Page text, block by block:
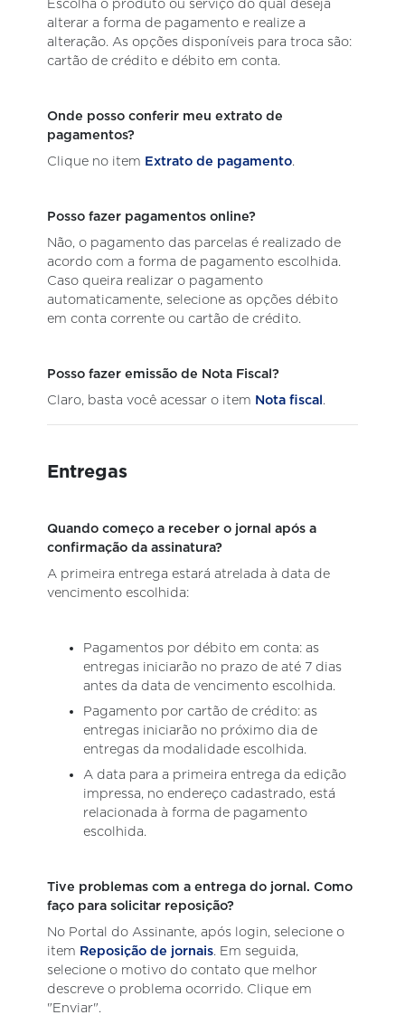
Escolha o produto ou serviço do qual deseja
alterar a forma de pagamento e realize a
alteração. As opções disponíveis para troca são:
cartão de crédito e débito em conta.
Onde posso conferir meu extrato de
pagamentos?
Clique no item Extrato de pagamento.
Posso fazer pagamentos online?
Não, o pagamento das parcelas é realizado de
acordo com a forma de pagamento escolhida.
Caso queira realizar o pagamento
automaticamente, selecione as opções débito
em conta corrente ou cartão de crédito.
Posso fazer emissão de Nota Fiscal?
Claro, basta você acessar o item Nota fiscal .
Entregas
Quando começo a receber o jornal após a
confirmação da assinatura?
A primeira entrega estará atrelada à data de
vencimento escolhida:
Pagamentos por débito em conta: as
entregas iniciarão no prazo de até 7 dias
antes da data de vencimento escolhida.
Pagamento por cartão de crédito: as
entregas iniciarão no próximo dia de
entregas da modalidade escolhida.
A data para a primeira entrega da edição
impressa, no endereço cadastrado, está
relacionada à forma de pagamento
escolhida.
Tive problemas com a entrega do jornal. Como
faço para solicitar reposição?
No Portal do Assinante, após login, selecione o
item Reposição de jornais. Em seguida,
selecione o motivo do contato que melhor
descreve o problema ocorrido. Clique em
"Enviar".